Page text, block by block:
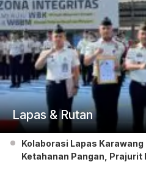
Lapas & Rutan
Kolaborasi Lapas Karawang
Ketahanan Pangan, Prajurit